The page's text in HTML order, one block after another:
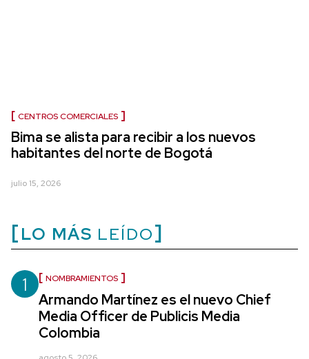
CENTROS COMERCIALES
Bima se alista para recibir a los nuevos
habitantes del norte de Bogotá
julio 15, 2026
LO MÁS LEÍDO
1 NOMBRAMIENTOS
Armando Martínez es el nuevo Chief
Media Officer de Publicis Media
Colombia